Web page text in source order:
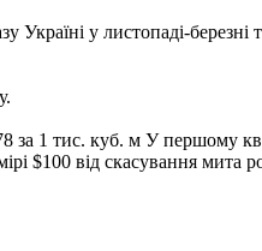
у листопаді-березні
1 тис. куб. м У першому
$100 від скасування мита